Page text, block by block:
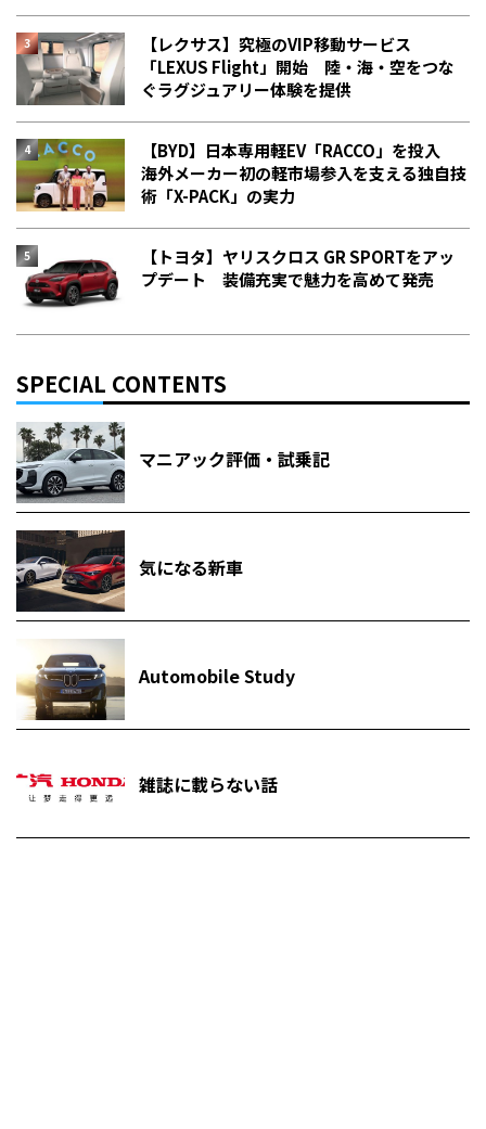
【レクサス】究極のVIP移動サービス
「LEXUS Flight」開始 陸・海・空をつな
ぐラグジュアリー体験を提供
【BYD】日本専用軽EV「RACCO」を投入
海外メーカー初の軽市場参入を支える独自技
術「X-PACK」の実力
【トヨタ】ヤリスクロス GR SPORTをアッ
プデート 装備充実で魅力を高めて発売
SPECIAL CONTENTS
マニアック評価・試乗記
気になる新車
Automobile Study
雑誌に載らない話